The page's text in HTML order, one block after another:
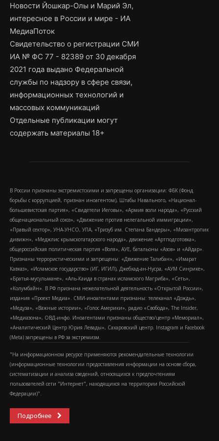
Новости Йошкар-Олы и Марий Эл,
интересное в России и мире - ИА
МедиаПоток
Свидетельство о регистрации СМИ
ИА № ФС 77 - 82389 от 30 декабря
2021 года выдано Федеральной
службы по надзору в сфере связи,
информационных технологий и
массовых коммуникаций
Отдельные публикации могут
содержать материалы 18+
В России признаны экстремистскими и запрещены организации: ФБК (Фонд
борьбы с коррупцией, признан иноагентом), Штабы Навального, «Национал-
большевистская партия», «Свидетели Иеговы», «Армия воли народа», «Русский
общенациональный союз», «Движение против нелегальной иммиграции»,
«Правый сектор», УНА-УНСО, УПА, «Тризуб им. Степана Бандеры», «Мизантропик
дивижн», «Меджлис крымскотатарского народа», движение «Артподготовка»,
общероссийская политическая партия «Воля», АУЕ, батальоны «Азов» и «Айдар».
Признаны террористическими и запрещены: «Движение Талибан», «Имарат
Кавказ», «Исламское государство» (ИГ, ИГИЛ), Джебхад-ан-Нусра, «АУМ Синрике»,
«Братья-мусульмане», «Аль-Каида в странах исламского Магриба», «Сеть»,
«Колумбайн». В РФ признана нежелательной деятельность «Открытой России»,
издания «Проект Медиа». СМИ-иноагентами признаны: телеканал «Дождь»,
«Медуза», «Важные истории», «Голос Америки», радио «Свобода», The Insider,
«Медиазона», ОВД-инфо. Иноагентами признаны общество/центр «Мемориал»,
«Аналитический Центр Юрия Левады», Сахаровский центр. Instagram и Facebook
(Metа) запрещены в РФ за экстремизм.
"На информационном ресурсе применяются рекомендательные технологии
(информационные технологии предоставления информации на основе сбора,
систематизации и анализа сведений, относящихся к предпочтениям
пользователей сети "Интернет", находящихся на территории Российской
Федерации)".
Подробнее